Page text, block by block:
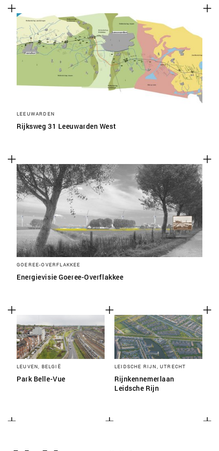
LEEUWARDEN
Rijksweg 31 Leeuwarden West
GOEREE-OVERFLAKKEE
Energievisie Goeree-Overflakkee
LEUVEN, BELGIË
Park Belle-Vue
LEIDSCHE RIJN, UTRECHT
Rijnkennemerlaan
Leidsche Rijn